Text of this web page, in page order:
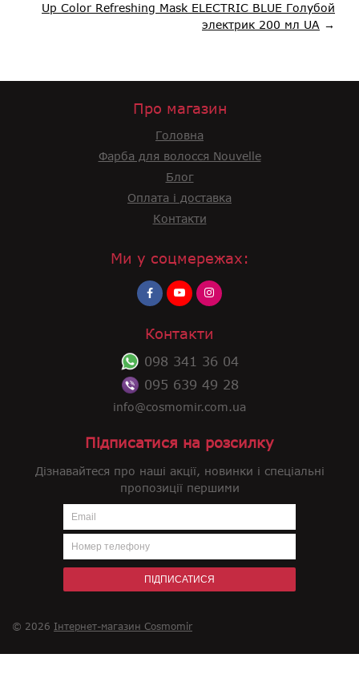
Up Color Refreshing Mask ELECTRIC BLUE Голубой
электрик 200 мл UA →
Про магазин
Головна
Фарба для волосся Nouvelle
Блог
Оплата і доставка
Контакти
Ми у соцмережах:
Контакти
098 341 36 04
095 639 49 28
info@cosmomir.com.ua
Підписатися на розсилку
Дізнавайтеся про наші акції, новинки і спеціальні
пропозиції першими
ПІДПИСАТИСЯ
© 2026 Інтернет-магазин Cosmomir